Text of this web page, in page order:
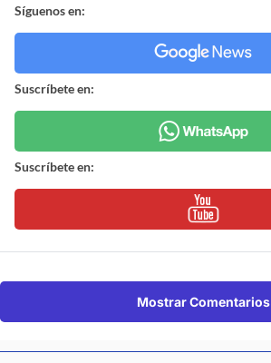
Síguenos en:
Suscríbete en:
Suscríbete en:
Mostrar Comentarios